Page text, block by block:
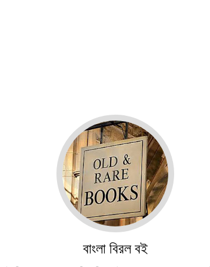
বাংলা বিরল বই